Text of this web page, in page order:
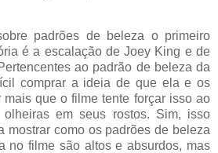
padrões de beleza o primeiro
é a escalação de Joey King e de
ao padrão de beleza da
comprar a ideia de que ela e os
mais que o filme tente forçar isso ao
em seus rostos. Sim, isso
mostrar como os padrões de beleza
no filme são altos e absurdos, mas